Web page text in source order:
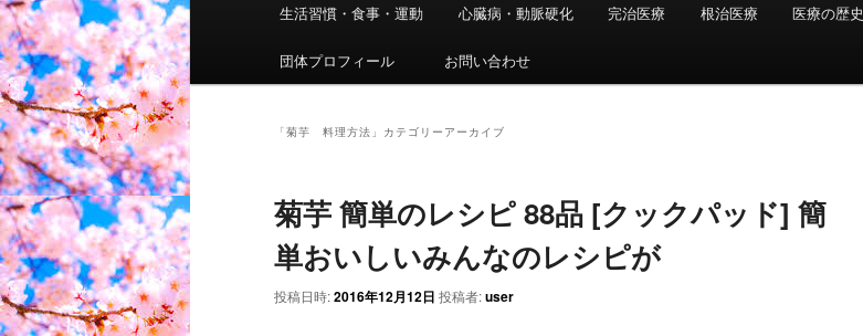
生活習慣・食事・運動 心臓病・動脈硬化 完治医療 根治医療 医療の歴史
団体プロフィール お問い合わせ
「菊芋 料理方法 」カテゴリーアーカイブ
菊芋 簡単のレシピ 88品 [クックパッド] 簡
単おいしいみんなのレシピが
投稿日時:2016年12月12日 投稿者:user